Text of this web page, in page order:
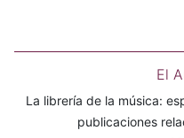
El
La librería de la música:
publicaciones